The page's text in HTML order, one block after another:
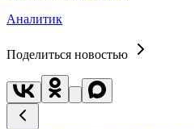
Аналитик
Поделиться новостью